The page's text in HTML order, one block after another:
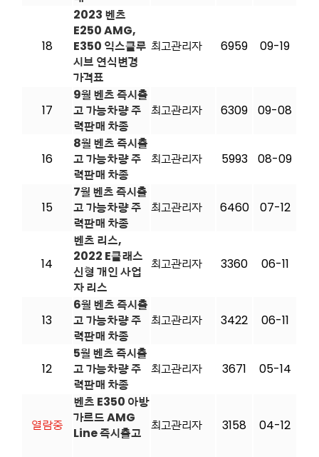
18
2023 벤츠
E250 AMG,
E350 익스클루
시브 연식변경
가격표
최고관리자 6959 09-19
17
9월 벤츠 즉시출
고 가능차량 주
력판매 차종
최고관리자 6309 09-08
16
8월 벤츠 즉시출
고 가능차량 주
력판매 차종
최고관리자 5993 08-09
15
7월 벤츠 즉시출
고 가능차량 주
력판매 차종
최고관리자 6460 07-12
14
벤츠 리스,
2022 E클래스
신형 개인 사업
자 리스
최고관리자 3360 06-11
13
6월 벤츠 즉시출
고 가능차량 주
력판매 차종
최고관리자 3422 06-11
12
5월 벤츠 즉시출
고 가능차량 주
력판매 차종
최고관리자 3671 05-14
열람중
벤츠 E350 아방
가르드 AMG
Line 즉시출고
최고관리자 3158 04-12